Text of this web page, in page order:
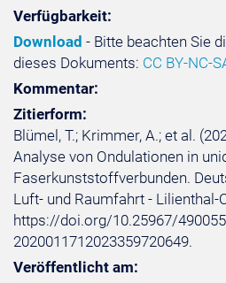
Verfügbarkeit:
Download - Bitte beachten Sie
dieses Dokuments: CC BY-NC-
Kommentar:
Zitierform:
Blümel, T.; Krimmer, A.; et al.
Analyse von Ondulationen in
Faserkunststoffverbunden.
Luft- und Raumfahrt - Lilienthal-
https://doi.org/10.25967/
2020011712023359720649.
Veröffentlicht am: